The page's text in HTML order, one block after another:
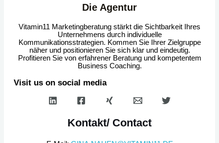
Die Agentur
Vitamin11 Marketingberatung stärkt die Sichtbarkeit Ihres
Unternehmens durch individuelle
Kommunikationsstrategien. Kommen Sie Ihrer Zielgruppe
näher und positionieren Sie sich klar und eindeutig.
Profitieren Sie von erfahrener Beratung und kompetentem
Business Coaching.
Visit us on social media
Kontakt/ Contact